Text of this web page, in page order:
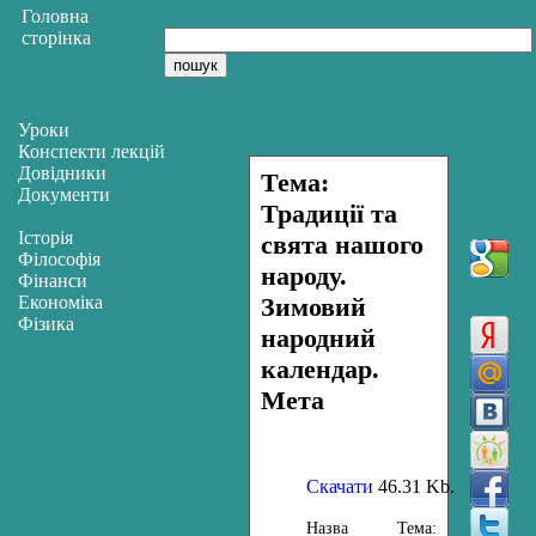
Тема:
Традиції та
свята нашого
народу.
Зимовий
народний
календар.
Мета
Скачати 46.31 Kb.
Назва Тема:
Уроки
Конспекти лекцій
Довідники
Документи
Історія
Філософія
Фінанси
Економіка
Фізика
Головна
сторінка